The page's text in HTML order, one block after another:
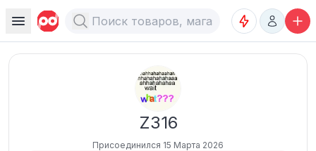
Z316
Присоединился 15 Марта 2026